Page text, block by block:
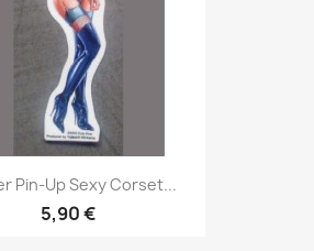
Pin-Up Sexy Corset...
5,90 €